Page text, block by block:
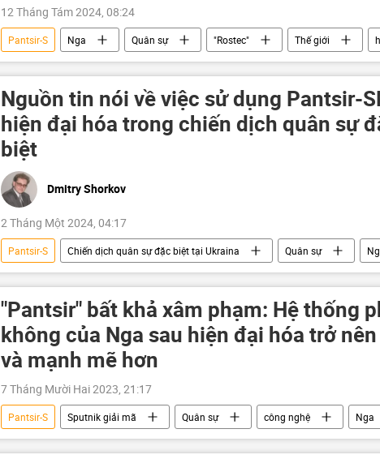
12 Tháng Tám 2024, 08:24
Pantsir-S Nga Quân sự "Rostec" Thế giới
ARMY 2024
Nguồn tin nói về việc sử dụng Pantsir-
hiện đại hóa trong chiến dịch quân sự
biệt
Dmitry Shorkov
2 Tháng Một 2024, 04:17
Pantsir-S Chiến dịch quân sự đặc biệt tại Ukraina Quân sự
Quan điểm-Ý kiến
vũ khí siêu thanh tên lửa siêu thanh
tên lửa
"Pantsir" bất khả xâm phạm: Hệ thống
không của Nga sau hiện đại hóa trở
và mạnh mẽ hơn
7 Tháng Mười Hai 2023, 21:17
Pantsir-S Sputnik giải mã Quân sự công nghệ Nga
"Rostec"
Quân đội Nga lực lượng vũ trang Thế giới